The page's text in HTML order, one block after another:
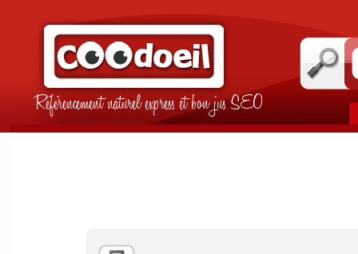
Référencement naturel express et bon jus SEO